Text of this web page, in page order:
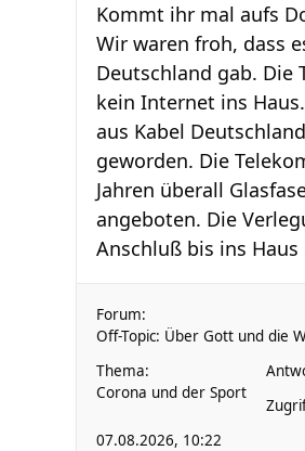
Kommt ihr mal aufs
Wir waren froh, dass
Deutschland gab. Die
kein Internet ins
aus Kabel
geworden. Die
Jahren überall
angeboten. Die
Anschluß bis ins Haus
Forum:
Off-Topic: Über Gott und die
Thema:
Corona und der Sport
07.08.2026, 10:22